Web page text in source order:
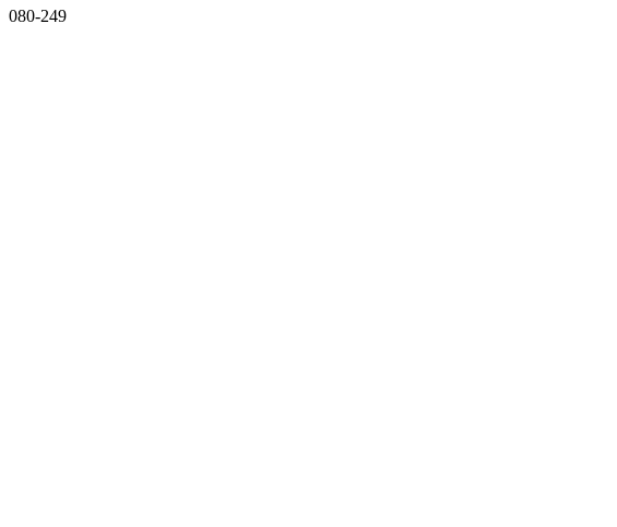
080-249